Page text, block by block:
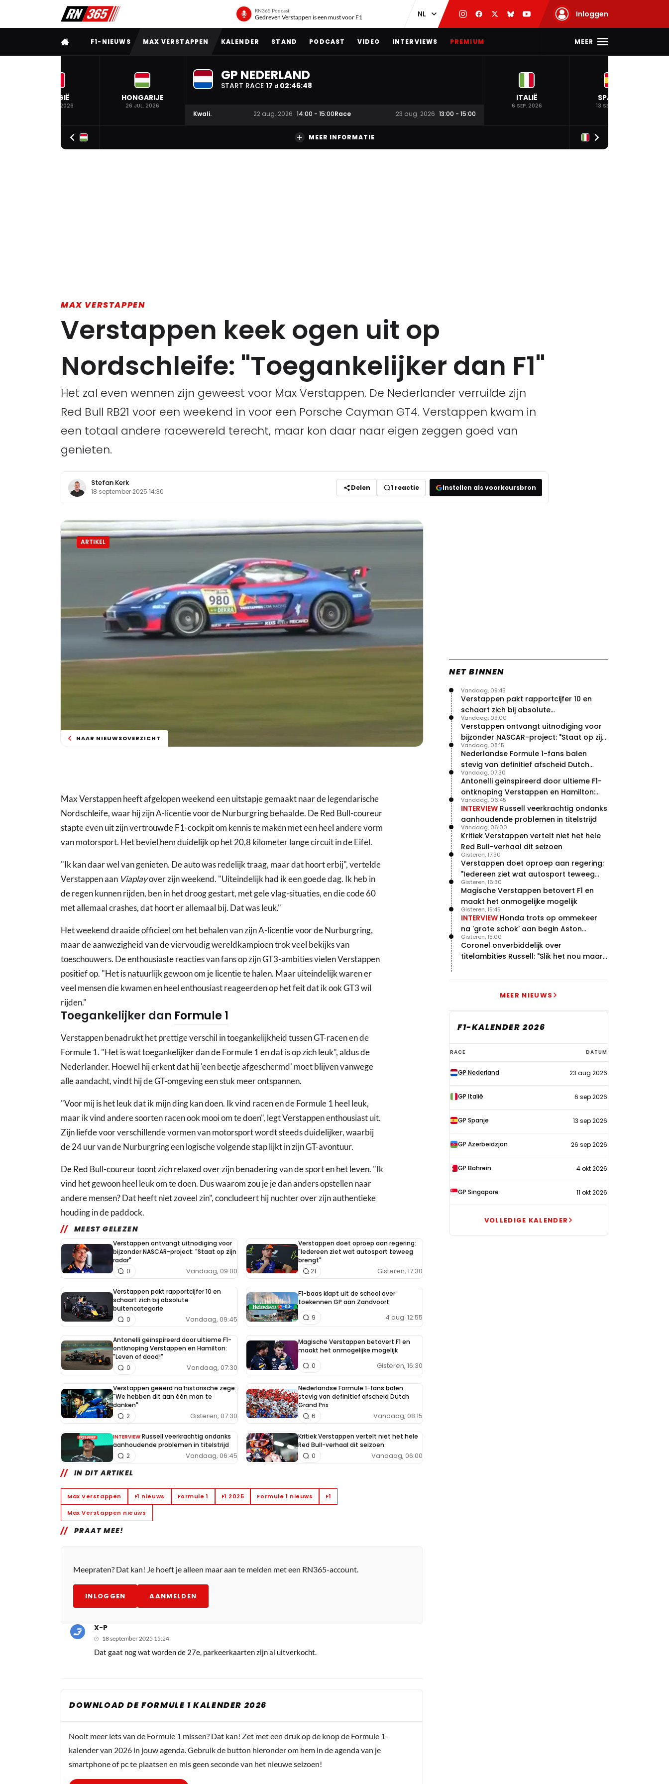
RN365 Podcast
Gedreven Verstappen is een must voor F1 Inloggen
VOLLEDIG MENU
F1-NIEUWS MAX VERSTAPPEN KALENDER STAND PODCAST VIDEO INTERVIEWS PREMIUM MEER
BELGIË
19 JUL. 2026
HONGARIJE
26 JUL. 2026
GP NEDERLAND
START RACE 17 d 02:46:47
Kwali. 22 aug. 2026 14:00 - 15:00Race 23 aug. 2026 13:00 - 15:00
ITALIË
6 SEP. 2026
SPANJE
13 SEP. 2026
MEER INFORMATIE
MAX VERSTAPPEN
Verstappen keek ogen uit op
Nordschleife: "Toegankelijker dan F1"
Het zal even wennen zijn geweest voor Max Verstappen. De Nederlander verruilde zijn
Red Bull RB21 voor een weekend in voor een Porsche Cayman GT4. Verstappen kwam in
een totaal andere racewereld terecht, maar kon daar naar eigen zeggen goed van
genieten.
Stefan Kerk
18 september 2025 14:30 Delen 1 reactie Instellen als voorkeursbron
ARTIKEL
NAAR NIEUWSOVERZICHT
Max Verstappen heeft afgelopen weekend een uitstapje gemaakt naar de legendarische
Nordschleife, waar hij zijn A-licentie voor de Nurburgring behaalde. De Red Bull-coureur
stapte even uit zijn vertrouwde F1-cockpit om kennis te maken met een heel andere vorm
van motorsport. Het beviel hem duidelijk op het 20,8 kilometer lange circuit in de Eifel.
"Ik kan daar wel van genieten. De auto was redelijk traag, maar dat hoort erbij", vertelde
Verstappen aan Viaplayover zijn weekend. "Uiteindelijk had ik een goede dag. Ik heb in
de regen kunnen rijden, ben in het droog gestart, met gele vlag-situaties, en die code 60
met allemaal crashes, dat hoort er allemaal bij. Dat was leuk."
Het weekend draaide officieel om het behalen van zijn A-licentie voor de Nurburgring,
maar de aanwezigheid van de viervoudig wereldkampioen trok veel bekijks van
toeschouwers. De enthousiaste reacties van fans op zijn GT3-ambities vielen Verstappen
positief op. "Het is natuurlijk gewoon om je licentie te halen. Maar uiteindelijk waren er
veel mensen die kwamen en heel enthousiast reageerden op het feit dat ik ook GT3 wil
rijden."
Toegankelijker dan Formule 1
Verstappen benadrukt het prettige verschil in toegankelijkheid tussen GT-racen en de
Formule 1. "Het is wat toegankelijker dan de Formule 1 en dat is op zich leuk", aldus de
Nederlander. Hoewel hij erkent dat hij 'een beetje afgeschermd' moet blijven vanwege
alle aandacht, vindt hij de GT-omgeving een stuk meer ontspannen.
"Voor mij is het leuk dat ik mijn ding kan doen. Ik vind racen en de Formule 1 heel leuk,
maar ik vind andere soorten racen ook mooi om te doen", legt Verstappen enthousiast uit.
Zijn liefde voor verschillende vormen van motorsport wordt steeds duidelijker, waarbij
de 24 uur van de Nurburgring een logische volgende stap lijkt in zijn GT-avontuur.
De Red Bull-coureur toont zich relaxed over zijn benadering van de sport en het leven. "Ik
vind het gewoon heel leuk om te doen. Dus waarom zou je je dan anders opstellen naar
andere mensen? Dat heeft niet zoveel zin", concludeert hij nuchter over zijn authentieke
houding in de paddock.
MEEST GELEZEN
Verstappen ontvangt uitnodiging voor
bijzonder NASCAR-project: "Staat op zijn
radar"
Vandaag, 09:00
0
Verstappen doet oproep aan regering:
"Iedereen ziet wat autosport teweeg
brengt"
Gisteren, 17:30
21
Verstappen pakt rapportcijfer 10 en
schaart zich bij absolute
buitencategorie
Vandaag, 09:45
0
F1-baas klapt uit de school over
toekennen GP aan Zandvoort
4 aug. 12:55
9
Antonelli geïnspireerd door ultieme F1-
ontknoping Verstappen en Hamilton:
"Leven of dood!"
Vandaag, 07:30
0
Magische Verstappen betovert F1 en
maakt het onmogelijke mogelijk
Gisteren, 16:30
0
Verstappen geëerd na historische zege:
"We hebben dit aan één man te
danken"
Gisteren, 07:30
2
Nederlandse Formule 1-fans balen
stevig van definitief afscheid Dutch
Grand Prix
Vandaag, 08:15
6
INTERVIEW Russell veerkrachtig ondanks
aanhoudende problemen in titelstrijd
Vandaag, 06:45
2
Kritiek Verstappen vertelt niet het hele
Red Bull-verhaal dit seizoen
Vandaag, 06:00
0
IN DIT ARTIKEL
Max Verstappen F1 nieuws Formule 1 F1 2025 Formule 1 nieuws F1
Max Verstappen nieuws
PRAAT MEE!
Meepraten? Dat kan! Je hoeft je alleen maar aan te melden met een RN365-account.
INLOGGEN AANMELDEN
X-P
18 september 2025 15:24
Dat gaat nog wat worden de 27e, parkeerkaarten zijn al uitverkocht.
DOWNLOAD DE FORMULE 1 KALENDER 2026
Nooit meer iets van de Formule 1 missen? Dat kan! Zet met een druk op de knop de Formule 1-
kalender van 2026 in jouw agenda. Gebruik de button hieronder om hem in de agenda van je
smartphone of pc te plaatsen en mis geen seconde van het nieuwe seizoen!
NET BINNEN
Verstappen pakt rapportcijfer 10 en
schaart zich bij absolute
buitencategorie
Vandaag, 09:45
Verstappen ontvangt uitnodiging voor
bijzonder NASCAR-project: "Staat op zijn
radar"
Vandaag, 09:00
Nederlandse Formule 1-fans balen
stevig van definitief afscheid Dutch
Grand Prix
Vandaag, 08:15
Antonelli geïnspireerd door ultieme F1-
ontknoping Verstappen en Hamilton:
"Leven of dood!"
Vandaag, 07:30
INTERVIEW Russell veerkrachtig ondanks
aanhoudende problemen in titelstrijd
Vandaag, 06:45
Kritiek Verstappen vertelt niet het hele
Red Bull-verhaal dit seizoen
Vandaag, 06:00
Verstappen doet oproep aan regering:
"Iedereen ziet wat autosport teweeg
brengt"
Gisteren, 17:30
Magische Verstappen betovert F1 en
maakt het onmogelijke mogelijk
Gisteren, 16:30
INTERVIEW Honda trots op ommekeer
na 'grote schok' aan begin Aston
Martin-avontuur
Gisteren, 15:45
Coronel onverbiddelijk over
titelambities Russell: "Slik het nou maar
Gisteren, 15:00
MEER NIEUWS
F1-KALENDER 2026
F1-
kalender
2026
RACE DATUM
GP Nederland 23 aug 2026
GP Italië 6 sep 2026
GP Spanje 13 sep 2026
GP Azerbeidzjan 26 sep 2026
GP Bahrein 4 okt 2026
GP Singapore 11 okt 2026
VOLLEDIGE KALENDER